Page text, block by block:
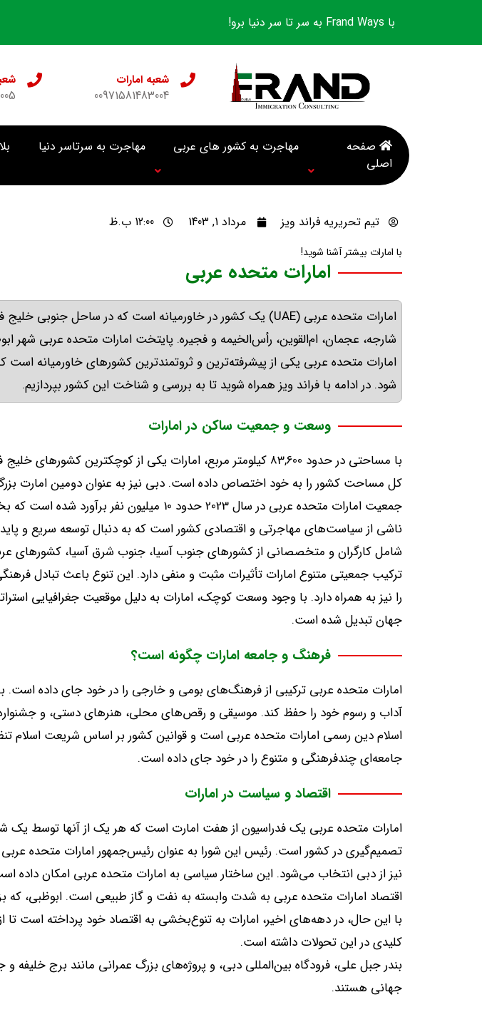
با Frand Ways به سر تا سر دنیا برو!
شعبه امارات
00971581483004
صفحه
اصلی
مهاجرت به کشور های عربی مهاجرت به سرتاسر دنیا
تیم تحریریه فراند ویز مرداد 1, 1403 12:00 ب.ظ
با امارات بیشتر آشنا شوید!
امارات متحده عربی
امارات متحده عربی (UAE) یک کشور در خاورمیانه است که در ساحل جنوبی خلیج
شارجه، عجمان، ام‌القوین، رأس‌الخیمه و فجیره. پایتخت امارات متحده عربی شهر
امارات متحده عربی یکی از پیشرفته‌ترین و ثروتمندترین کشورهای خاورمیانه
شود. در ادامه با فراند ویز همراه شوید تا به بررسی و شناخت این کشور بپردازیم.
وسعت و جمعیت ساکن در امارات
با مساحتی در حدود کیلومتر مربع، امارات یکی از کوچکترین کشورهای
کل مساحت کشور را به خود اختصاص داده است. دبی نیز به عنوان دومین امارت
جمعیت امارات متحده عربی در سال
حدود میلیون نفر برآورد شده است که
ناشی از سیاست‌های مهاجرتی و اقتصادی کشور است که به دنبال توسعه سریع و
شامل کارگران و متخصصانی از کشورهای جنوب آسیا، جنوب شرق آسیا، کشورهای
ترکیب جمعیتی متنوع امارات تأثیرات مثبت و منفی دارد. این تنوع باعث تبادل
را نیز به همراه دارد. با وجود وسعت کوچک، امارات به دلیل موقعیت جغرافیایی
جهان تبدیل شده است.
فرهنگ و جامعه امارات چگونه است؟
امارات متحده عربی ترکیبی از فرهنگ‌های بومی و خارجی را در خود جای داده است.
آداب و رسوم خود را حفظ کند. موسیقی و رقص‌های محلی، هنرهای دستی، و
اسلام دین رسمی امارات متحده عربی است و قوانین کشور بر اساس شریعت اسلام
جامعه‌ای چندفرهنگی و متنوع را در خود جای داده است.
اقتصاد و سیاست در امارات
امارات متحده عربی یک فدراسیون از هفت امارت است که هر یک از آنها توسط یک
تصمیم‌گیری در کشور است. رئیس این شورا به عنوان رئیس‌جمهور امارات متحده
نیز از دبی انتخاب می‌شود. این ساختار سیاسی به امارات متحده عربی امکان داده
اقتصاد امارات متحده عربی به شدت وابسته به نفت و گاز طبیعی است. ابوظبی، که
با این حال، در دهه‌های اخیر، امارات به تنوع‌بخشی به اقتصاد خود پرداخته است
کلیدی در این تحولات داشته است.
بندر جبل علی، فرودگاه بین‌المللی دبی، و پروژه‌های بزرگ عمرانی مانند برج
جهانی هستند.